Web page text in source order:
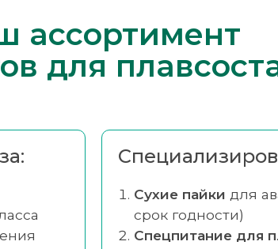
ассортимент
для
Сухие пайки для
срок годности)
Спецпитание для